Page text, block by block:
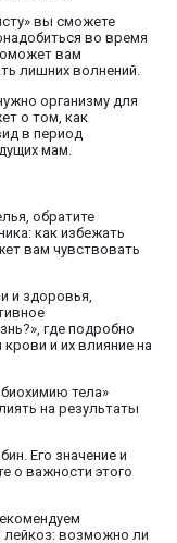
вы сможете
во время
вам
лишних волнений.
организму для
о том, как
в период
мам.
обратите
как избежать
вам чувствовать
и здоровья,
где подробно
и их влияние на
тела»
на результаты
Его значение и
о важности этого
лейкоз: возможно ли